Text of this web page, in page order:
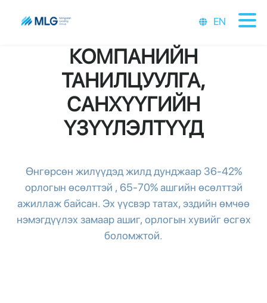
EN
КОМПАНИЙН
ТАНИЛЦУУЛГА,
САНХҮҮГИЙН
ҮЗҮҮЛЭЛТҮҮД
Өнгөрсөн жилүүдэд жилд дунджаар 36-42%
орлогын өсөлттэй , 65-70% ашгийн өсөлттэй
ажиллаж байсан. Эх үүсвэр татах, эздийн өмчөө
нэмэгдүүлэх замаар ашиг, орлогын хувийг өсгөх
боломжтой.